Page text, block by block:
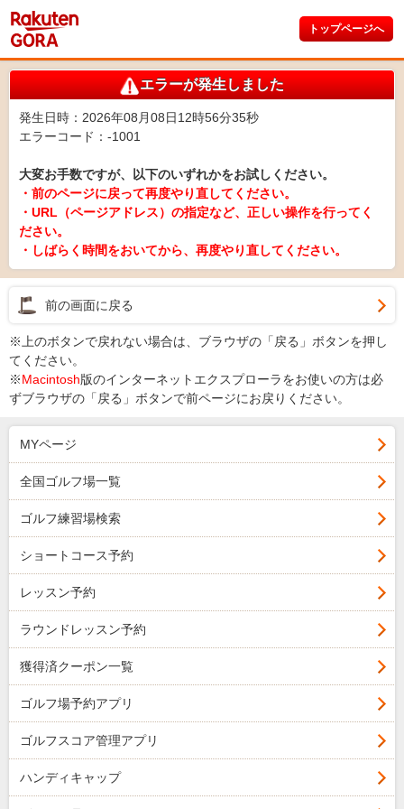
トップページへ
エラーが発生しました
発生日時：2026年08月08日12時56分35秒
エラーコード：-1001
大変お手数ですが、以下のいずれかをお試しください。
・前のページに戻って再度やり直してください。
・URL（ページアドレス）の指定など、正しい操作を行ってく
ださい。
・しばらく時間をおいてから、再度やり直してください。
前の画面に戻る
※上のボタンで戻れない場合は、ブラウザの「戻る」ボタンを押し
てください。
※Macintosh版のインターネットエクスプローラをお使いの方は必
ずブラウザの「戻る」ボタンで前ページにお戻りください。
MYページ
全国ゴルフ場一覧
ゴルフ練習場検索
ショートコース予約
レッスン予約
ラウンドレッスン予約
獲得済クーポン一覧
ゴルフ場予約アプリ
ゴルフスコア管理アプリ
ハンディキャップ